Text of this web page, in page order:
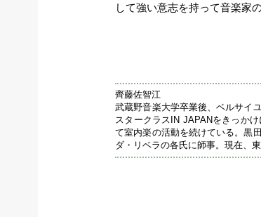
して強い意志を持って音楽家
齊藤佐智江
武蔵野音楽大学卒業後、ベルサイ
スタークラスIN JAPANをきっか
て室内楽の活動を続けている。黒
ダ・リベラの各氏に師事。現在、